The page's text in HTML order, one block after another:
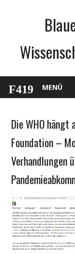
MENÜ
Gesellschaft
Wirtschaft
Wissenschaft
Die WHO
Foundation –
Verhandlungen